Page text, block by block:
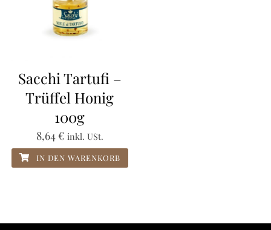
Sacchi Tartufi –
Trüffel Honig
100g
8,64€ inkl. USt.
IN DEN WARENKORB